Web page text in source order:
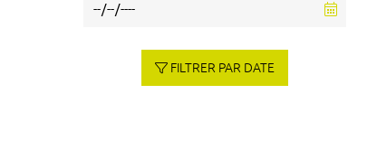
FILTRER PAR DATE